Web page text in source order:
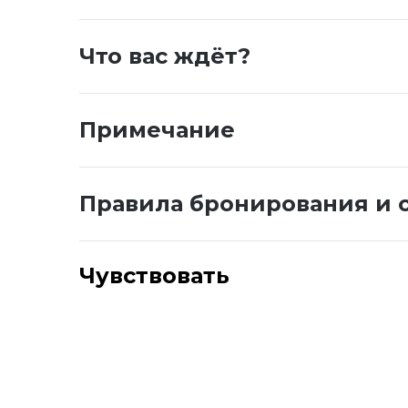
Что вас ждёт?
Примечание
Правила бронирования и
Чувствовать